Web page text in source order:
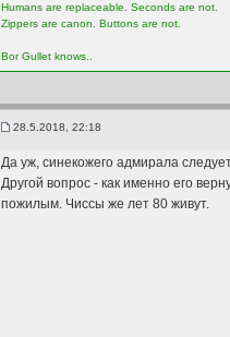
Humans are replaceable. Seconds are not.
Zippers are canon. Buttons are not.
Bor Gullet knows..
28.5.2018, 22:18
Да уж, синекожего адмирала
Другой вопрос - как именно его
пожилым. Чиссы же лет 80 живут.